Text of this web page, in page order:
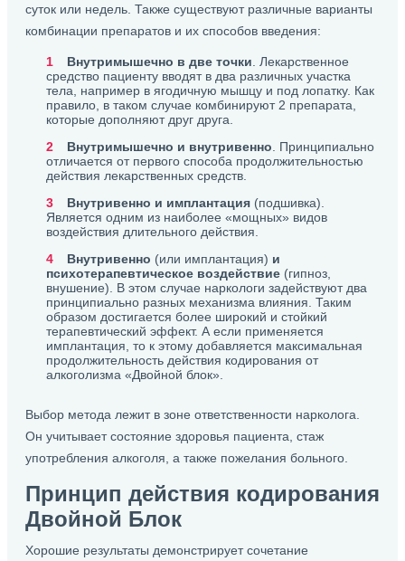
суток или недель. Также существуют различные варианты
комбинации препаратов и их способов введения:
Внутримышечно в две точки . Лекарственное
средство пациенту вводят в два различных участка
тела, например в ягодичную мышцу и под лопатку. Как
правило, в таком случае комбинируют 2 препарата,
которые дополняют друг друга.
Внутримышечно и внутривенно . Принципиально
отличается от первого способа продолжительностью
действия лекарственных средств.
Внутривенно и имплантация (подшивка).
Является одним из наиболее «мощных» видов
воздействия длительного действия.
Внутривенно (или имплантация) и
психотерапевтическое воздействие (гипноз,
внушение). В этом случае наркологи задействуют два
принципиально разных механизма влияния. Таким
образом достигается более широкий и стойкий
терапевтический эффект. А если применяется
имплантация, то к этому добавляется максимальная
продолжительность действия кодирования от
алкоголизма «Двойной блок».
Выбор метода лежит в зоне ответственности нарколога.
Он учитывает состояние здоровья пациента, стаж
употребления алкоголя, а также пожелания больного.
Принцип действия кодирования
Двойной Блок
Хорошие результаты демонстрирует сочетание